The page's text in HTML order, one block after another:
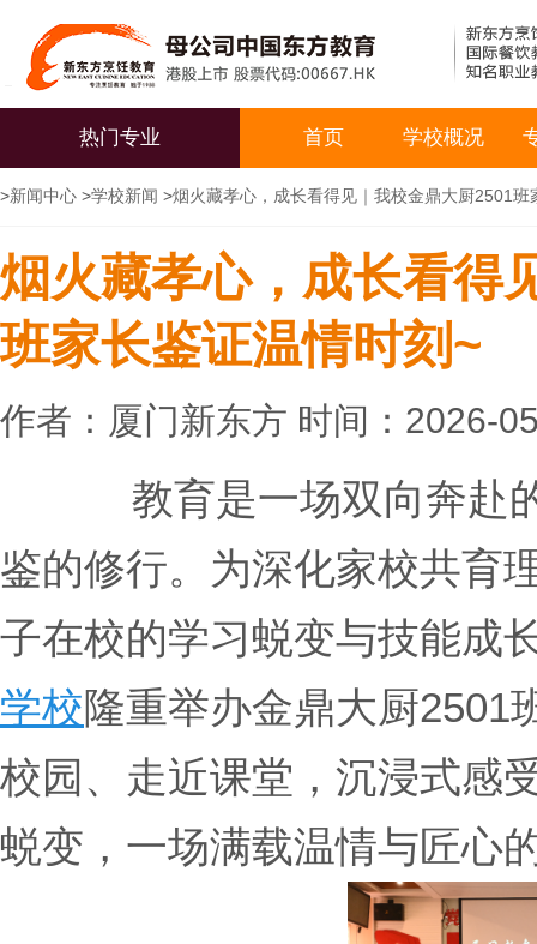
热门专业 首页 学校概况
>新闻中心 >学校新闻 >烟火藏孝心，成长看得见｜我校金鼎大厨2501班
烟火藏孝心，成长看得
班家长鉴证温情时刻~
作者：厦门新东方 时间：2026-
教育是一场双向奔赴的
鉴的修行。为深化家校共育
子在校的学习蜕变与技能成
学校隆重举办金鼎大厨2501
校园、走近课堂，沉浸式感
蜕变，一场满载温情与匠心